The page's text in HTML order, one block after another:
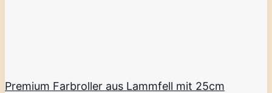
Premium Farbroller aus Lammfell mit 25cm